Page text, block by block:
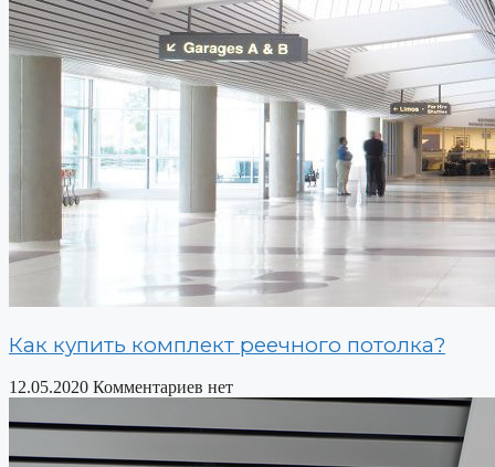
Как купить комплект реечного потолка?
12.05.2020 Комментариев нет